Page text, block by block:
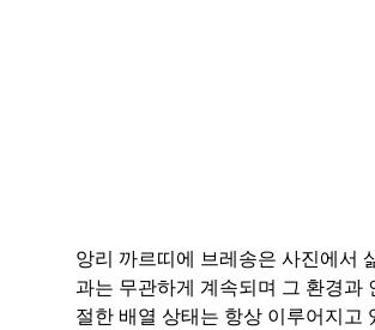
앙리 까르띠에 브레송은 사진에서
과는 무관하게 계속되며 그 환경과
절한 배열 상태는 항상 이루어지고